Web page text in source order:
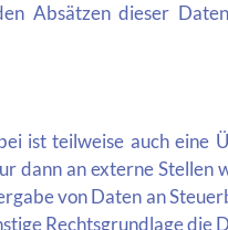
Absätzen dieser
ist teilweise auch eine
dann an externe Stellen
von Daten an
Rechtsgrundlage die